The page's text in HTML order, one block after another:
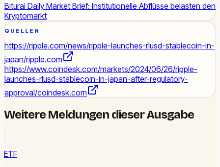
Biturai Daily Market Brief: Institutionelle Abflüsse belasten den
Kryptomarkt
QUELLEN
https://ripple.com/news/ripple-launches-rlusd-stablecoin-in-
japan/ripple.com
https://www.coindesk.com/markets/2024/06/26/ripple-
launches-rlusd-stablecoin-in-japan-after-regulatory-
approval/coindesk.com
Weitere Meldungen dieser Ausgabe
ETF